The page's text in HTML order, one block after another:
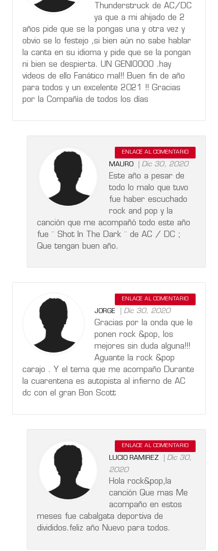
Thunderstruck de AC/DC
ya que a mi ahijado de 2
años pide que se la pongas una y otra vez y
obvio se lo festejo ,si bien aún no sabe hablar
la canta en su idioma y pide que se la pongan
ni bien se despierta. UN GENIOOOO .hay
videos de ello Fanático mal!! Buen fin de año
para todos y un excelente 2021 !! Gracias
por la Compañía de todos los días
ENLACE AL COMENTARIO
MAURO Dic 30, 2020
Este año a pesar de
todo lo malo que tuvo
fue haber escuchado
rock and pop y la
canción que me acompañó todo este año
fue ¨ Shot In The Dark ¨ de AC / DC ;
Que tengan buen año.
ENLACE AL COMENTARIO
JORGE Dic 30, 2020
Gracias por la onda que le
ponen rock &pop, los
mejores sin duda alguna!!!
Aguante la rock &pop
carajo . Y el tema que me acompaño Durante
la cuarentena es autopista al infierno de AC
dc con el gran Bon Scott
ENLACE AL COMENTARIO
LUCIO RAMIREZ
Dic 30,
2020
Hola rock&pop,la
canción Que mas Me
acompaño en estos
meses fue cabalgata deportiva de
divididos.feliz año Nuevo para todos.